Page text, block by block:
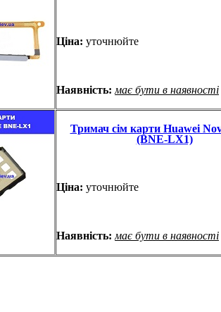
Ціна: уточнюйте
Наявність: має бути в наявності
Тримач сім карти Huawei
(BNE-LX1)
Ціна: уточнюйте
Наявність: має бути в наявності